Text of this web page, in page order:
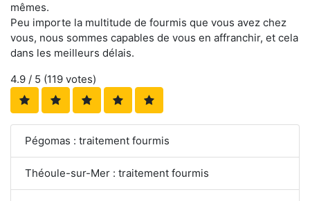
mêmes.
Peu importe la multitude de fourmis que vous avez chez
vous, nous sommes capables de vous en affranchir, et cela
dans les meilleurs délais.
4.9 / 5 (119 votes)
Pégomas : traitement fourmis
Théoule-sur-Mer : traitement fourmis